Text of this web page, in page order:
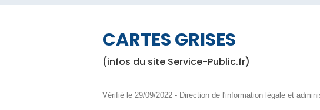
CARTES GRISES
(infos du site Service-Public.fr)
Vérifié le 29/09/2022 - Direction de l'information légale et